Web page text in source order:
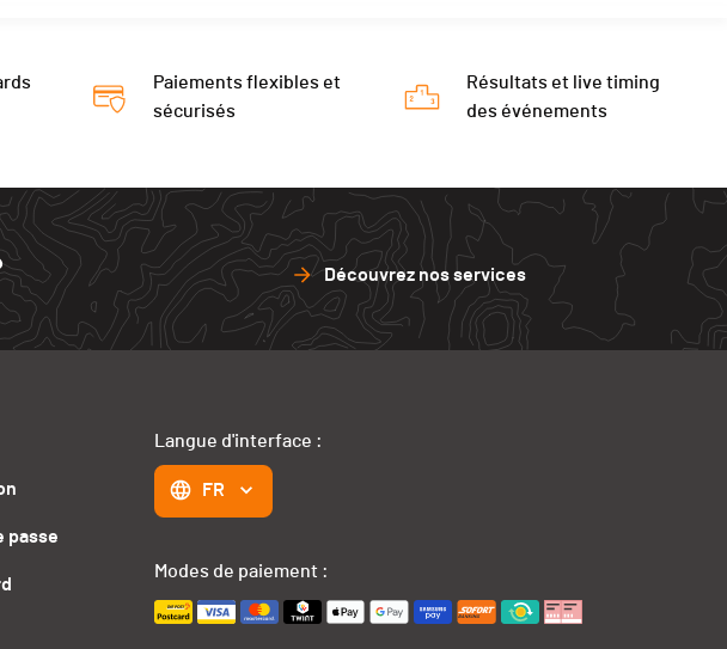
Paiements flexibles et
sécurisés
Résultats et live timing
des événements
Découvrez nos services
passe
Langue d'interface :
FR
Modes de paiement :